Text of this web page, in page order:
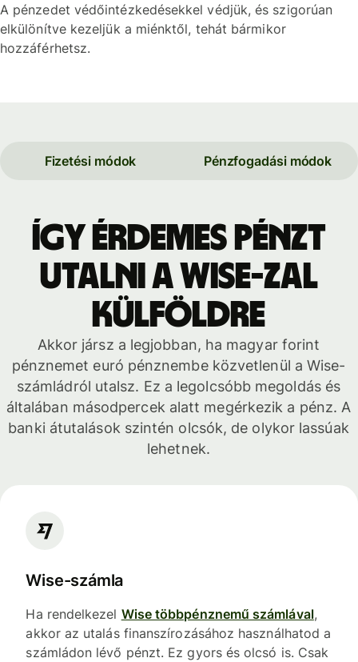
A pénzedet védőintézkedésekkel védjük, és szigorúan
elkülönítve kezeljük a miénktől, tehát bármikor
hozzáférhetsz.
Fizetési módok Pénzfogadási módok
Így érdemes pénzt
utalni a Wise-zal
külföldre
Akkor jársz a legjobban, ha magyar forint
pénznemet euró pénznembe közvetlenül a Wise-
számládról utalsz. Ez a legolcsóbb megoldás és
általában másodpercek alatt megérkezik a pénz. A
banki átutalások szintén olcsók, de olykor lassúak
lehetnek.
Wise-számla
Ha rendelkezel Wise többpénznemű számlával,
akkor az utalás finanszírozásához használhatod a
számládon lévő pénzt. Ez gyors és olcsó is. Csak